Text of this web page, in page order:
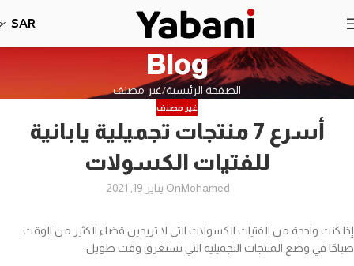
SAR
Blog
الصفحة الرئيسية غير مصنف
غير مصنف
أسرع 7 منتجات تجميلية يابانية
للفتيات الكسولات
MohamedOn يناير 19, 2021
إذا كنت واحدة من الفتيات الكسولات التي لا تريدين قضاء الكثير من الوقت
صباحًا في وضع المنتجات التجميلية التي تستغرق وقت طويل.
نأسف، لا نقبل طلبات حاليا بسبب توقف الشحن